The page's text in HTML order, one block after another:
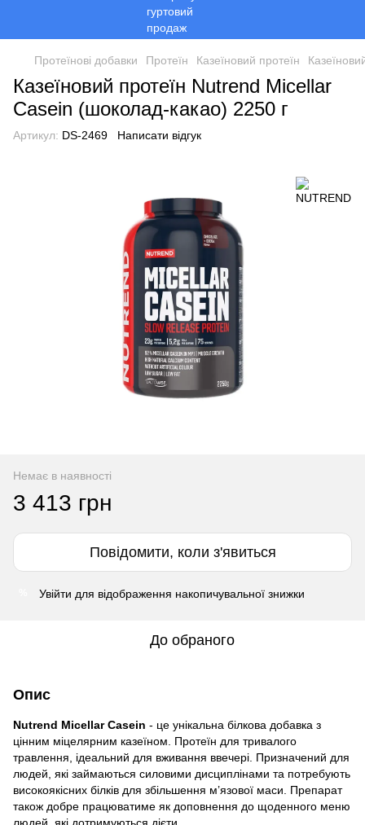
Протеїнові добавки Протеїн Казеїновий протеїн
Казеїновий протеїн Nutrend Micellar
Casein (шоколад-какао) 2250 г
Артикул: DS-2469 Написати відгук
Немає в наявності
3 413 грн
Повідомити, коли з'явиться
Увійти для відображення накопичувальної знижки
До обраного
Опис
Nutrend Micellar Casein - це унікальна білкова добавка з
цінним міцелярним казеїном. Протеїн для тривалого
травлення, ідеальний для вживання ввечері. Призначений для
людей, які займаються силовими дисциплінами та потребують
високоякісних білків для збільшення м’язової маси. Препарат
також добре працюватиме як доповнення до щоденного меню
людей, які дотримуються дієти.